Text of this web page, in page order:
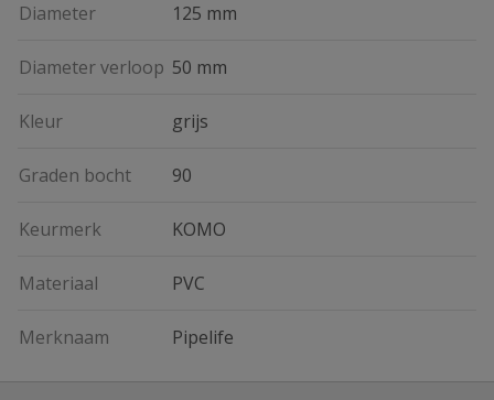
Diameter 125 mm
Diameter verloop 50 mm
Kleur grijs
Graden bocht 90
Keurmerk KOMO
Materiaal PVC
Merknaam Pipelife